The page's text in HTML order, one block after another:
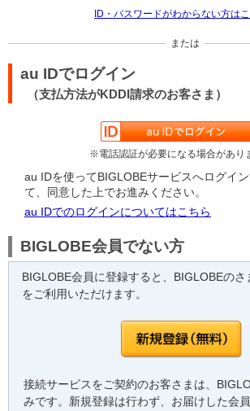
ID・パスワードがわからない方は
または
au IDでログイン
（支払方法がKDDI請求のお客さま）
※電話認証が必要になる場合があり
au IDを使ってBIGLOBEサービスへログイ
て、同意した上でお進みください。
au IDでのログインについてはこちら
BIGLOBE会員でない方
BIGLOBE会員に登録すると、BIGLOBEのさ
をご利用いただけます。
接続サービスをご契約のお客さまは、
みです。新規登録は行わず、お届けした会